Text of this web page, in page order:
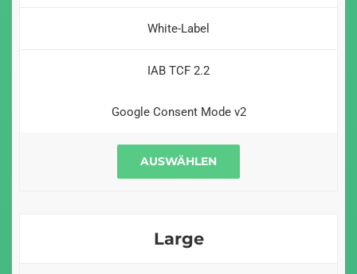
White-Label
IAB TCF 2.2
Google Consent Mode v2
AUSWÄHLEN
Large